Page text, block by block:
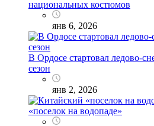
национальных костюмов
янв 6, 2026
В Ордосе стартовал ледово-
сезон
янв 2, 2026
«поселок на водопаде»